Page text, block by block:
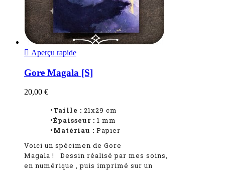
 Aperçu rapide
Gore Magala [S]
20,00 €
•Taille : 21x29 cm
•Épaisseur : 1 mm
•Matériau : Papier
Voici un spécimen de Gore
Magala !
Dessin réalisé par mes soins,
en numérique , puis imprimé sur un